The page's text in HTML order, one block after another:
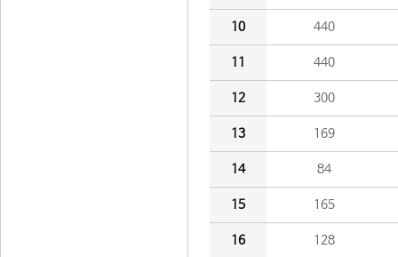
10 440
11 440
12 300
13 169
14 84
15 165
16 128